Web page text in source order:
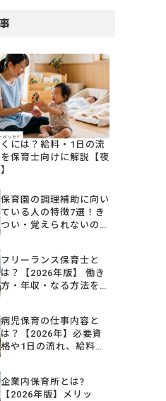
には？給料・1日の流
保育士向けに解説【夜
保育園の調理補助に向い
ている人の特徴7選！き
つい・覚えられないの不
フリーランス保育士と
は？【2026年版】 働き
方・年収・なる方法を解
病児保育の仕事内容と
は？【2026年】必要資
格や1日の流れ、給料、
企業内保育所とは?
【2026年版】メリッ